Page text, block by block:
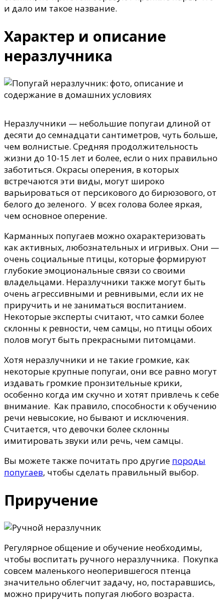
и дало им такое название.
Характер и описание
неразлучника
Неразлучники — небольшие попугаи длиной от
десяти до семнадцати сантиметров, чуть больше,
чем волнистые. Средняя продолжительность
жизни до 10-15 лет и более, если о них правильно
заботиться. Окрасы оперения, в которых
встречаются эти виды, могут широко
варьироваться от персикового до бирюзового, от
белого до зеленого. У всех голова более яркая,
чем основное оперение.
Карманных попугаев можно охарактеризовать
как активных, любознательных и игривых. Они —
очень социальные птицы, которые формируют
глубокие эмоциональные связи со своими
владельцами. Неразлучники также могут быть
очень агрессивными и ревнивыми, если их не
приручить и не заниматься воспитанием.
Некоторые эксперты считают, что самки более
склонны к ревности, чем самцы, но птицы обоих
полов могут быть прекрасными питомцами.
Хотя неразлучники и не такие громкие, как
некоторые крупные попугаи, они все равно могут
издавать громкие пронзительные крики,
особенно когда им скучно и хотят привлечь к себе
внимание. Как правило, способности к обучению
речи невысокие, но бывают и исключения.
Считается, что девочки более склонны
имитировать звуки или речь, чем самцы.
Вы можете также почитать про другие породы
попугаев, чтобы сделать правильный выбор.
Приручение
Регулярное общение и обучение необходимы,
чтобы воспитать ручного неразлучника. Покупка
совсем маленького неоперившегося птенца
значительно облегчит задачу, но, постаравшись,
можно приручить попугая любого возраста.